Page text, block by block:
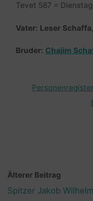
Tevet 587 =
Vater: Leser Schaffa
Bruder: Chajim
Älterer Beitrag
Spitzer Jakob